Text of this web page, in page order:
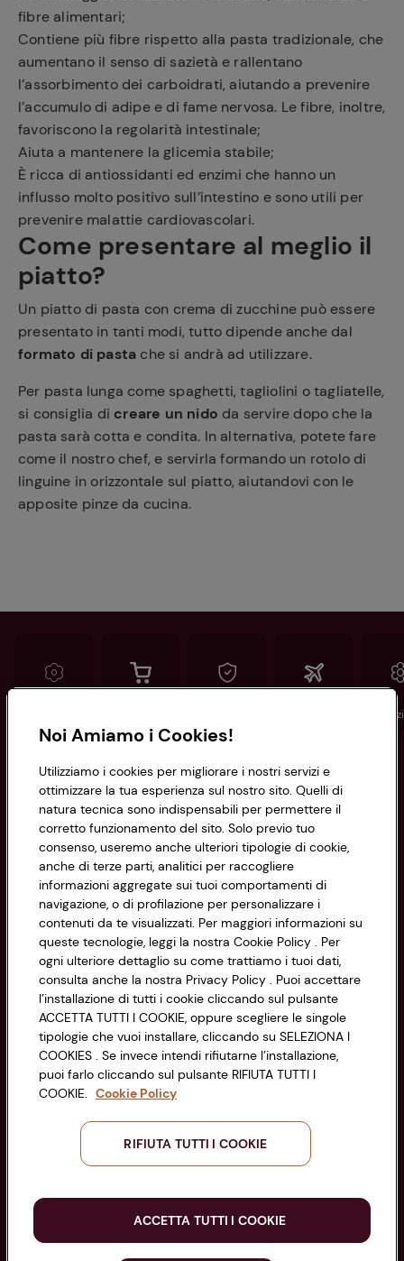
fibre alimentari;
Contiene più fibre rispetto alla pasta tradizionale, che
aumentano il senso di sazietà e rallentano
l’assorbimento dei carboidrati, aiutando a prevenire
l’accumulo di adipe e di fame nervosa. Le fibre, inoltre,
favoriscono la regolarità intestinale;
Aiuta a mantenere la glicemia stabile;
È ricca di antiossidanti ed enzimi che hanno un
influsso molto positivo sull’intestino e sono utili per
prevenire malattie cardiovascolari.
Come presentare al meglio il
piatto?
Un piatto di pasta con crema di zucchine può essere
presentato in tanti modi, tutto dipende anche dal
formato di pasta che si andrà ad utilizzare.
Per pasta lunga come spaghetti, tagliolini o tagliatelle,
si consiglia di creare un nido da servire dopo che la
pasta sarà cotta e condita. In alternativa, potete fare
come il nostro chef, e servirla formando un rotolo di
linguine in orizzontale sul piatto, aiutandovi con le
apposite pinze da cucina.
Informazioni
Privacy Policy
Cookie Policy
Impostazioni Cookie
Accessibilità
CONAD SOCIETÀ COOPERATIVA
Via Michelino, 59 | 40127 BOLOGNA
Codice Fiscale e Registro Imprese
di Bologna 00865960157
PARTITA IVA 03320960374
Servizio clienti
Seguici sui Social:
Scarica l'app
Noi Amiamo i Cookies!
Utilizziamo i cookies per migliorare i nostri servizi e
ottimizzare la tua esperienza sul nostro sito. Quelli di
natura tecnica sono indispensabili per permettere il
corretto funzionamento del sito. Solo previo tuo
consenso, useremo anche ulteriori tipologie di cookie,
anche di terze parti, analitici per raccogliere
informazioni aggregate sui tuoi comportamenti di
navigazione, o di profilazione per personalizzare i
contenuti da te visualizzati. Per maggiori informazioni su
queste tecnologie, leggi la nostra Cookie Policy . Per
ogni ulteriore dettaglio su come trattiamo i tuoi dati,
consulta anche la nostra Privacy Policy . Puoi accettare
l’installazione di tutti i cookie cliccando sul pulsante
ACCETTA TUTTI I COOKIE, oppure scegliere le singole
tipologie che vuoi installare, cliccando su SELEZIONA I
COOKIES . Se invece intendi rifiutarne l’installazione,
puoi farlo cliccando sul pulsante RIFIUTA TUTTI I
COOKIE. Cookie Policy
RIFIUTA TUTTI I COOKIE
ACCETTA TUTTI I COOKIE